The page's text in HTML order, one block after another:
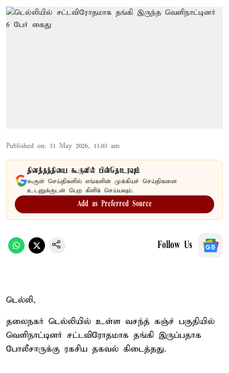
Published on: 31 May 2026, 11:03 am
தினத்தந்தியை கூகுளில் பின்தொடரவும்
கூகுள் செய்திகளில் எங்களின் முக்கியச் செய்திகளை
உடனுக்குடன் பெற கிளிக் செய்யவும்.
Add as Preferred Source
Follow Us
டெல்லி,
தலைநகர் டெல்லியில் உள்ள வசந்த் கஞ்ச் பகுதியில்
வெளிநாட்டினர் சட்டவிரோதமாக தங்கி இருப்பதாக
போலீசாருக்கு ரகசிய தகவல் கிடைத்தது.